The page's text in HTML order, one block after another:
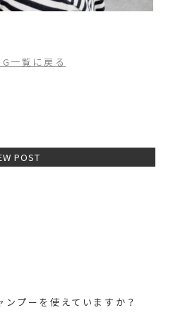
一覧に戻る
POST
プーを使えていますか？